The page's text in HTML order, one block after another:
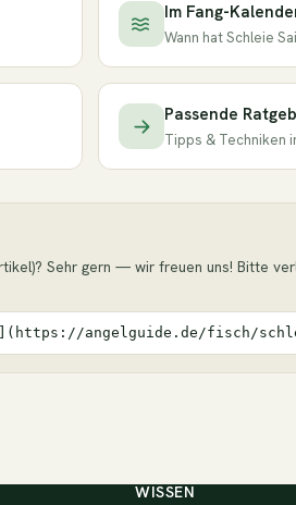
Im Fang-
Wann hat Schleie
Passende
Tipps & Techniken
Sehr gern — wir freuen uns! Bitte
angelguide.de/fisch/
WISSEN